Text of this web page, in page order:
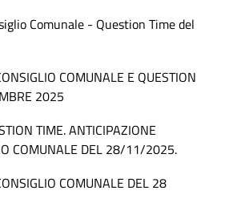
Comunale - Question Time del
COMUNALE E QUESTION
2025
TIME. ANTICIPAZIONE
COMUNALE DEL 28/11/2025.
COMUNALE DEL 28